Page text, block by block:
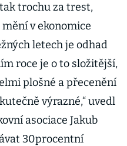
trochu za trest,
v ekonomice
letech je odhad
roce je o to složitější,
plošné a přecenění
výrazné,“ uvedl
asociace Jakub
30procentní